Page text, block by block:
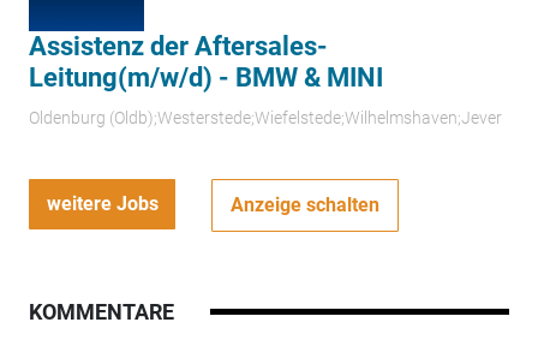
Assistenz der Aftersales-
Leitung(m/w/d) - BMW & MINI
Oldenburg (Oldb);Westerstede;Wiefelstede;Wilhelmshaven;Jever
weitere Jobs Anzeige schalten
KOMMENTARE